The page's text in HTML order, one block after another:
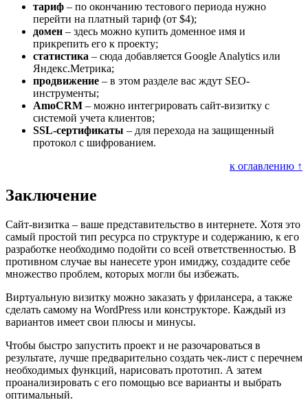
тариф – по окончанию тестового периода нужно
перейти на платный тариф (от $4);
домен – здесь можно купить доменное имя и
прикрепить его к проекту;
статистика – сюда добавляется Google Analytics или
Яндекс.Метрика;
продвижение – в этом разделе вас ждут SEO-
инструменты;
AmoCRM – можно интегрировать сайт-визитку с
системой учета клиентов;
SSL-сертификаты – для перехода на защищенный
протокол с шифрованием.
к оглавлению ↑
Заключение
Сайт-визитка – ваше представительство в интернете. Хотя это
самый простой тип ресурса по структуре и содержанию, к его
разработке необходимо подойти со всей ответственностью. В
противном случае вы нанесете урон имиджу, создадите себе
множество проблем, которых могли бы избежать.
Виртуальную визитку можно заказать у фрилансера, а также
сделать самому на WordPress или конструкторе. Каждый из
вариантов имеет свои плюсы и минусы.
Чтобы быстро запустить проект и не разочароваться в
результате, лучше предварительно создать чек-лист с перечнем
необходимых функций, нарисовать прототип. А затем
проанализировать с его помощью все варианты и выбрать
оптимальный.